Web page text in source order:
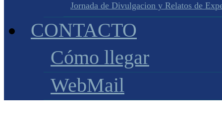
Jornada de Divulgacion y Relatos de
CONTACTO
Cómo llegar
WebMail